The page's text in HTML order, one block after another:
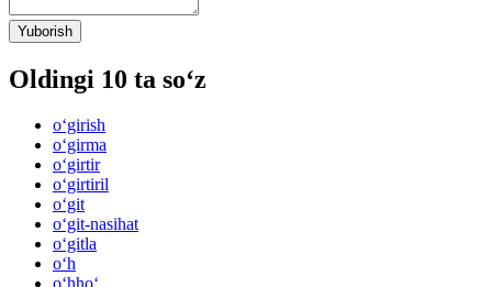
Yuborish
Oldingi 10 ta so‘z
o‘girish
o‘girma
o‘girtir
o‘girtiril
o‘git
o‘git-nasihat
o‘gitla
o‘h